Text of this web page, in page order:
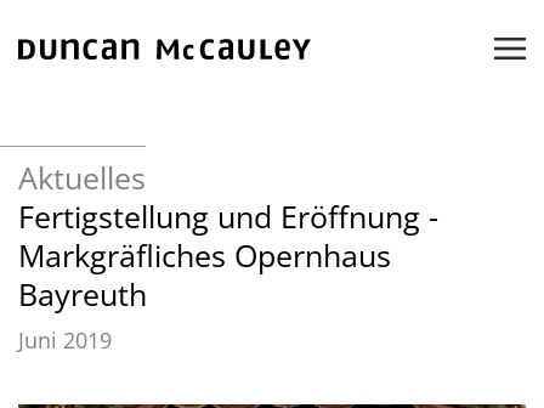
Zum Hauptinhalt springen
Aktuelles
Fertigstellung und Eröffnung -
Markgräfliches Opernhaus
Bayreuth
Juni 2019